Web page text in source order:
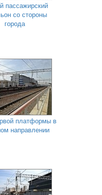
пассажирский
со стороны
города
платформы в
направлении